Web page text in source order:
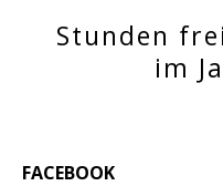
Stunden
im
FACEBOOK